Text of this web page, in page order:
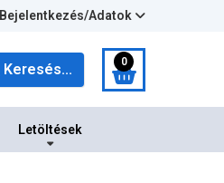
Bejelentkezés/Adatok
Keresés... 0
Letöltések